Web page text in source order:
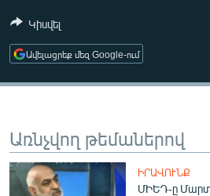
ՄԵԿՆԱԲԱՆՈՒԹՅՈՒՆ
ՏՏ ԵՒ ԻՆՏԵՐՆԵՏ
ՏԵՍԱՆՅՈՒԹԵՐ
ԲԱՆԱՎԵՃ
Կիսվել
Ավելացրեք մեզ Google-ում
Առնչվող թեմաներով
ԻՐԱՎՈՒՆՔ
ՄԻԵԴ-ը